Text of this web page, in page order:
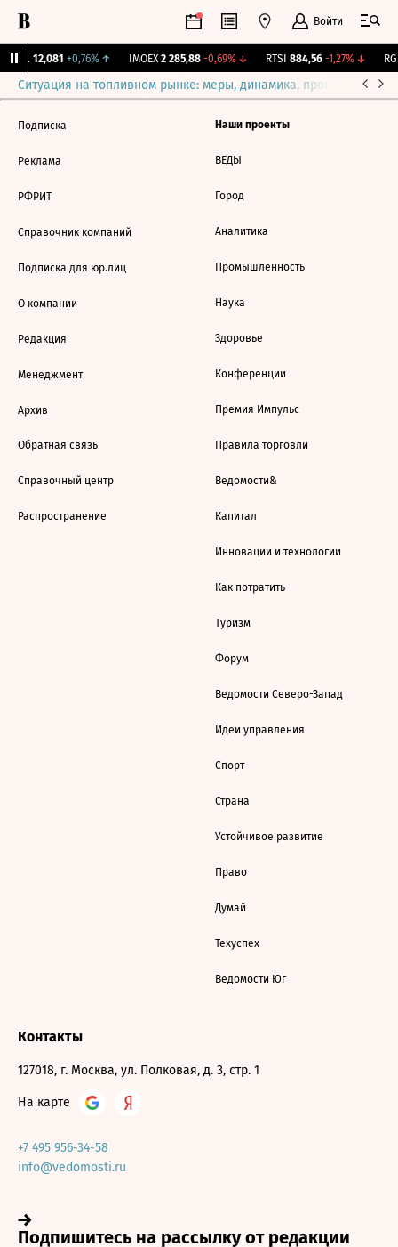
Войти
12,081 +0,76%↑ IMOEX 2 285,88 -0,69%↓ RTSI 884,56 -1,27%↓
Ситуация на топливном рынке: меры, динамика, прогнозы
Подписка
Реклама
РФРИТ
Справочник компаний
Подписка для юр.лиц
О компании
Редакция
Менеджмент
Архив
Обратная связь
Справочный центр
Распространение
Наши проекты
ВЕДЫ
Город
Аналитика
Промышленность
Наука
Здоровье
Конференции
Премия Импульс
Правила торговли
Ведомости&
Капитал
Инновации и технологии
Как потратить
Туризм
Форум
Ведомости Северо-Запад
Идеи управления
Спорт
Страна
Устойчивое развитие
Право
Думай
Техуспех
Ведомости Юг
Контакты
127018, г. Москва, ул. Полковая, д. 3, стр. 1
На карте
+7 495 956-34-58
info@vedomosti.ru